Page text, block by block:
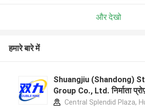
और देखो
हमारे बारे में
Shuangjiu (Shandong)
Group Co., Ltd. निर्माता
Central Splendid Plaza,